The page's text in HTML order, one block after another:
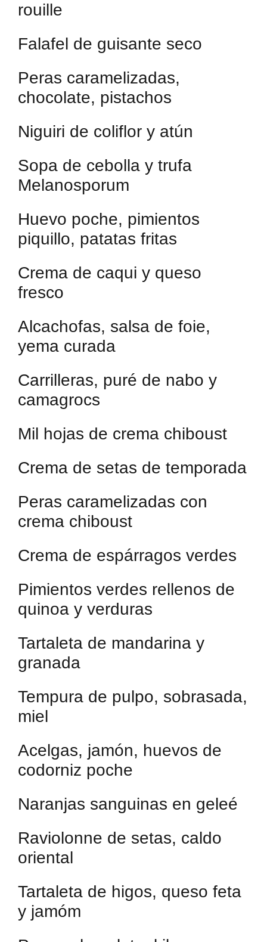
rouille
Falafel de guisante seco
Peras caramelizadas,
chocolate, pistachos
Niguiri de coliflor y atún
Sopa de cebolla y trufa
Melanosporum
Huevo poche, pimientos
piquillo, patatas fritas
Crema de caqui y queso
fresco
Alcachofas, salsa de foie,
yema curada
Carrilleras, puré de nabo y
camagrocs
Mil hojas de crema chiboust
Crema de setas de temporada
Peras caramelizadas con
crema chiboust
Crema de espárragos verdes
Pimientos verdes rellenos de
quinoa y verduras
Tartaleta de mandarina y
granada
Tempura de pulpo, sobrasada,
miel
Acelgas, jamón, huevos de
codorniz poche
Naranjas sanguinas en geleé
Raviolonne de setas, caldo
oriental
Tartaleta de higos, queso feta
y jamóm